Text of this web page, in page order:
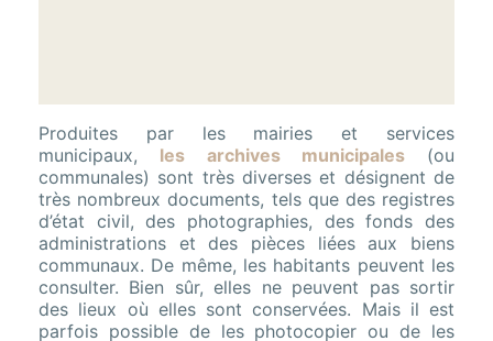
Produites par les mairies et services
municipaux, les archives municipales(ou
communales) sont très diverses et désignent de
très nombreux documents, tels que des registres
d’état civil, des photographies, des fonds des
administrations et des pièces liées aux biens
communaux. De même, les habitants peuvent les
consulter. Bien sûr, elles ne peuvent pas sortir
des lieux où elles sont conservées. Mais il est
parfois possible de les photocopier ou de les